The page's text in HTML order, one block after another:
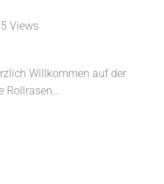
Views
Willkommen auf der
Rollrasen…